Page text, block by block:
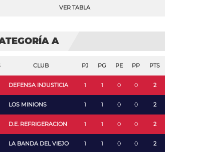
VER TABLA
A
CLUB PJ PG PE PP PTS
DEFENSA INJUSTICIA 1 1 0 0 2
LOS MINIONS 1 1 0 0 2
D.E. REFRIGERACION 1 1 0 0 2
LA BANDA DEL VIEJO 1 1 0 0 2